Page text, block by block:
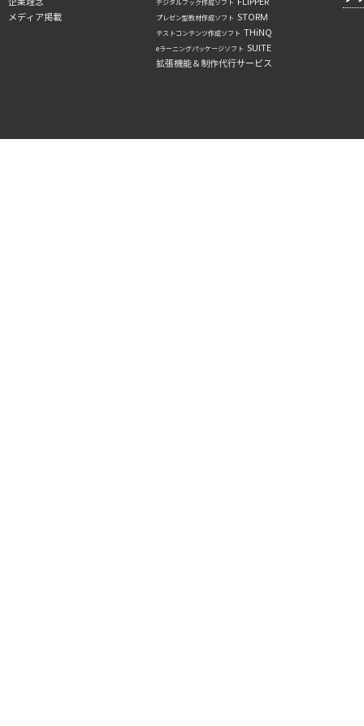
メディア掲載
デジタルブック作成ソフト
プレゼン型教材作成ソフト STORM
テストコンテンツ作成ソフト THiNQ
eラーニングパッケージソフト SUITE
拡張機能＆制作代行サービス